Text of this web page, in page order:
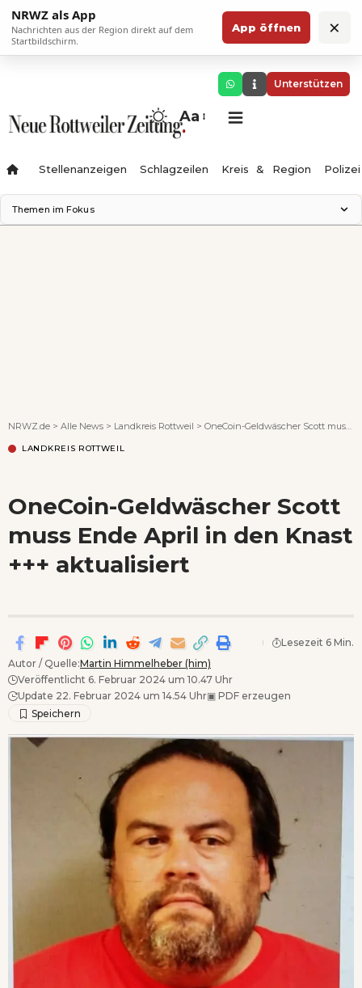
NRWZ als App
Nachrichten aus der Region direkt auf dem
Startbildschirm.
App öffnen ×
Unterstützen
Aa
Stellenanzeigen Schlagzeilen Kreis & Region Polizei
Themen im Fokus
NRWZ.de > Alle News > Landkreis Rottweil > OneCoin-Geldwäscher Scott muss Ende April in den Knast +++ aktualisiert
LANDKREIS ROTTWEIL
OneCoin-Geldwäscher Scott
muss Ende April in den Knast
+++ aktualisiert
Autor / Quelle:Martin Himmelheber (him)
Veröffentlicht 6. Februar 2024 um 10.47 Uhr
Update 22. Februar 2024 um 14.54 Uhr▣ PDF erzeugen
Lesezeit 6 Min.